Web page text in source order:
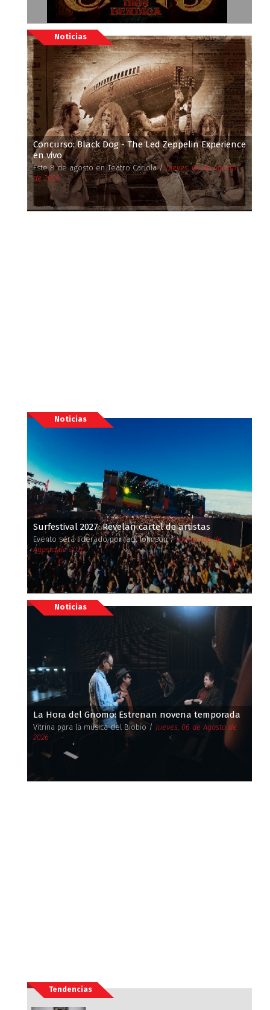
Noticias
Concurso: Black Dog - The Led Zeppelin Experience
en vivo
Este 8 de agosto en Teatro Cariola /Jueves, 06 de Agosto
de 2026
Noticias
Surfestival 2027: Revelan cartel de artistas
Evento será liderado por Jack Johnson /Jueves, 06 de
Agosto de 2026
Noticias
La Hora del Gnomo: Estrenan novena temporada
Vitrina para la música del Biobío / Jueves, 06 de Agosto de
2026
Tendencias